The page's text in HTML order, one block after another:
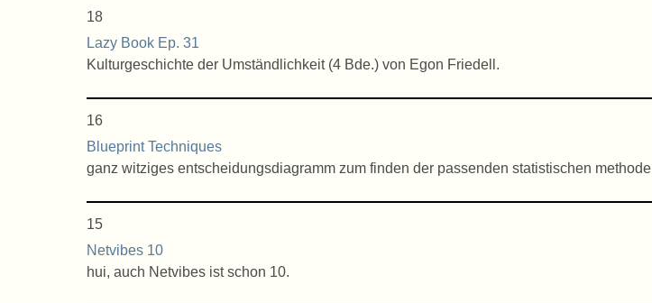
18
Lazy Book Ep. 31
Kulturgeschichte der Umständlichkeit (4 Bde.) von Egon Friedell.
16
Blueprint Techniques
ganz witziges entscheidungsdiagramm zum finden der passenden statistischen methode
15
Netvibes 10
hui, auch Netvibes ist schon 10.